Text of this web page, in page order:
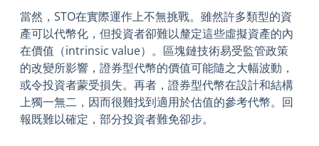
當然，STO在實際運作上不無挑戰。雖然許多類型的資
產可以代幣化，但投資者卻難以釐定這些虛擬資產的內
在價值（intrinsic value）。區塊鏈技術易受監管政策
的改變所影響，證券型代幣的價值可能隨之大幅波動，
或令投資者蒙受損失。再者，證券型代幣在設計和結構
上獨一無二，因而很難找到適用於估值的參考代幣。回
報既難以確定，部分投資者難免卻步。